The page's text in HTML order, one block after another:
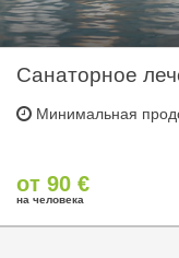
Санаторное
Минимальная
от 90 €
на человека